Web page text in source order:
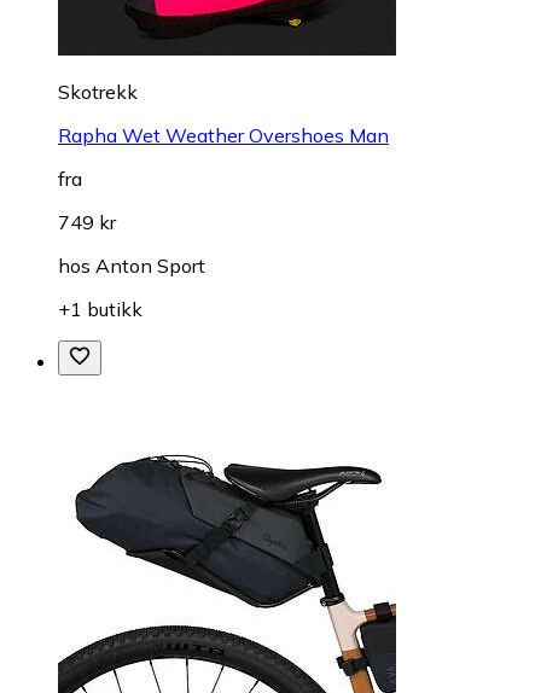
Skotrekk
Rapha Wet Weather Overshoes Man
fra
749 kr
hos Anton Sport
+1 butikk